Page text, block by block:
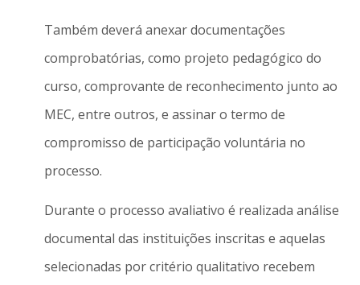
Também deverá anexar documentações
comprobatórias, como projeto pedagógico do
curso, comprovante de reconhecimento junto ao
MEC, entre outros, e assinar o termo de
compromisso de participação voluntária no
processo.
Durante o processo avaliativo é realizada análise
documental das instituições inscritas e aquelas
selecionadas por critério qualitativo recebem